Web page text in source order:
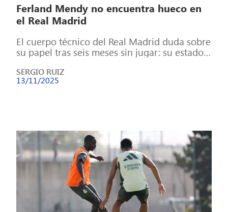
Ferland Mendy no encuentra hueco en
el Real Madrid
El cuerpo técnico del Real Madrid duda sobre
su papel tras seis meses sin jugar: su estado
SERGIO RUIZ
13/11/2025